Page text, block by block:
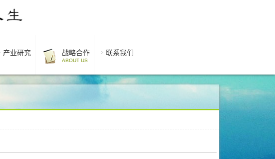
产业研究 战略合作
ABOUT US
联系我们